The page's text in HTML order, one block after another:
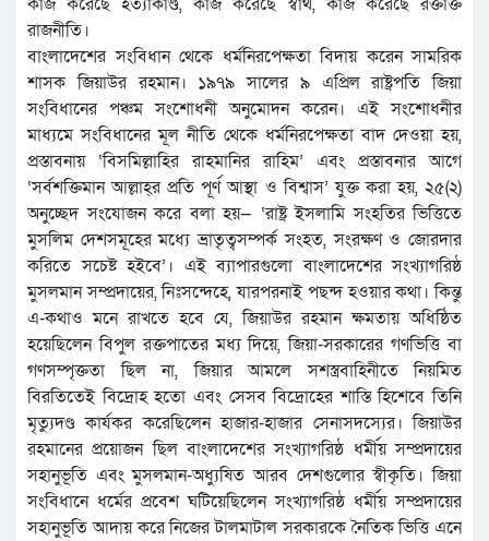
রাজনীতি।
বাংলাদেশের সংবিধান থেকে ধর্মনিরপেক্ষতা বিদায় করেন সামরিক
শাসক জিয়াউর রহমান। ১৯৭৯ সালের ৯ এপ্রিল রাষ্ট্রপতি জিয়া
সংবিধানের পঞ্চম সংশোধনী অনুমোদন করেন। এই সংশোধনীর
মাধ্যমে সংবিধানের মূল নীতি থেকে ধর্মনিরপেক্ষতা বাদ দেওয়া হয়,
প্রস্তাবনায় ‘বিসমিল্লাহির রাহমানির রাহিম’ এবং প্রস্তাবনার আগে
‘সর্বশক্তিমান আল্লাহ্‌র প্রতি পূর্ণ আস্থা ও বিশ্বাস’ যুক্ত করা হয়, ২৫(২)
অনুচ্ছেদ সংযোজন করে বলা হয়— ‘রাষ্ট্র ইসলামি সংহতির ভিত্তিতে
মুসলিম দেশসমূহের মধ্যে ভ্রাতৃত্বসম্পর্ক সংহত, সংরক্ষণ ও জোরদার
করিতে সচেষ্ট হইবে’। এই ব্যাপারগুলো বাংলাদেশের সংখ্যাগরিষ্ঠ
মুসলমান সম্প্রদায়ের, নিঃসন্দেহে, যারপরনাই পছন্দ হওয়ার কথা। কিন্তু
এ-কথাও মনে রাখতে হবে যে, জিয়াউর রহমান ক্ষমতায় অধিষ্ঠিত
হয়েছিলেন বিপুল রক্তপাতের মধ্য দিয়ে, জিয়া-সরকারের গণভিত্তি বা
গণসম্পৃক্ততা ছিল না, জিয়ার আমলে সশস্ত্রবাহিনীতে নিয়মিত
বিরতিতেই বিদ্রোহ হতো এবং সেসব বিদ্রোহের শাস্তি হিশেবে তিনি
মৃত্যুদণ্ড কার্যকর করেছিলেন হাজার-হাজার সেনাসদস্যের। জিয়াউর
রহমানের প্রয়োজন ছিল বাংলাদেশের সংখ্যাগরিষ্ঠ ধর্মীয় সম্প্রদায়ের
সহানুভূতি এবং মুসলমান-অধ্যুষিত আরব দেশগুলোর স্বীকৃতি। জিয়া
সংবিধানে ধর্মের প্রবেশ ঘটিয়েছিলেন সংখ্যাগরিষ্ঠ ধর্মীয় সম্প্রদায়ের
সহানুভূতি আদায় করে নিজের টালমাটাল সরকারকে নৈতিক ভিত্তি এনে